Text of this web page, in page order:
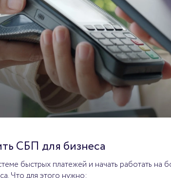
СБП для бизнеса
быстрых платежей и начать работать на
Что для этого нужно: